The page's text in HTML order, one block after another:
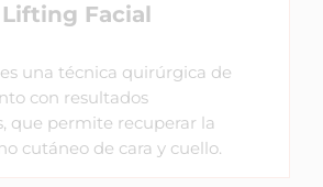
Lifting Facial
una técnica quirúrgica de
con resultados
que permite recuperar la
cutáneo de cara y cuello.